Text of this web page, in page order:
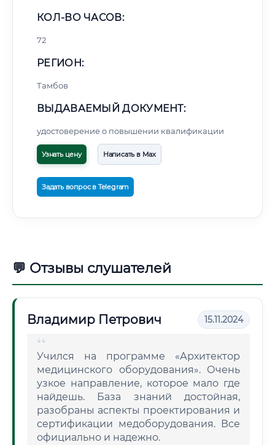
КОЛ-ВО ЧАСОВ:
72
РЕГИОН:
Тамбов
ВЫДАВАЕМЫЙ ДОКУМЕНТ:
удостоверение о повышении квалификации
Узнать цену Написать в Max
Задать вопрос в Telegram
💬 Отзывы слушателей
Владимир Петрович 15.11.2024
Учился на программе «Архитектор
медицинского оборудования». Очень
узкое направление, которое мало где
найдешь. База знаний достойная,
разобраны аспекты проектирования и
сертификации медоборудования. Все
официально и надежно.